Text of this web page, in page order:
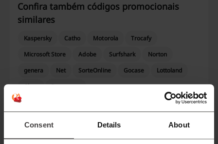
Consent Details About
Confira também códigos promocionais
similares
Kaspersky Catho Motorola
Trocafy
Microsoft Store
Adobe Surfshark
Norton
genera
Net SorteOnline Gocase
Lottoland
Claro
Pagseguro
Veja os cupons e ofertas mais populares